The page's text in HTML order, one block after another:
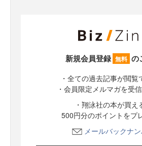
新規会員登録 無料 の
・全ての過去記事が閲覧
・会員限定メルマガを受
・翔泳社の本が買え
500円分のポイントをプ
メールバックナ